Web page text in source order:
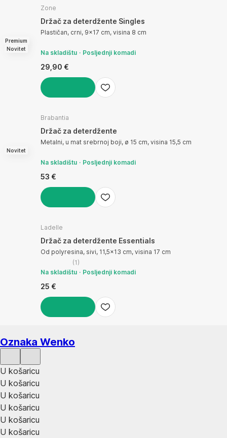
Premium
Novitet
Zone
Držač za deterdžente Singles
Plastičan, crni, 9x17 cm, visina 8 cm
Na skladištu Posljednji komadi
29,90 €
Novitet
Brabantia
Držač za deterdžente
Metalni, u mat srebrnoj boji, ø 15 cm, visina 15,5 cm
Na skladištu Posljednji komadi
53 €
Ladelle
Držač za deterdžente Essentials
Od polyresina, sivi, 11,5x13 cm, visina 17 cm
(1 )
Na skladištu
Posljednji komadi
25 €
Oznaka Wenko
U košaricu
U košaricu
U košaricu
U košaricu
U košaricu
U košaricu